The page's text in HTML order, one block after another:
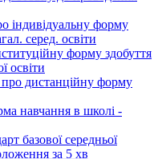
форму
серед. освіти
форму здобуття
освіти
дистанційну форму
навчання в школі -
базової середньої
за 5 хв